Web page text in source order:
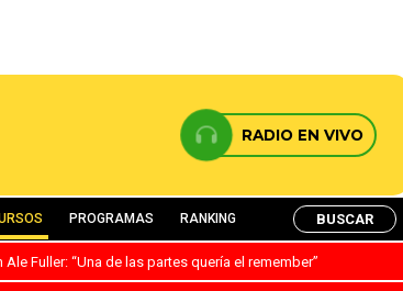
RADIO EN VIVO
PROGRAMAS RANKING BUSCAR
Fuller: “Una de las partes quería el remember”